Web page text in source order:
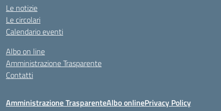
Le notizie
Le circolari
Calendario eventi
Albo on line
Amministrazione Trasparente
Contatti
Amministrazione TrasparenteAlbo onlinePrivacy Policy